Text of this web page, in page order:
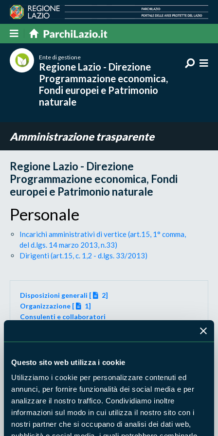
Questo sito web utilizza i cookie
Utilizziamo i cookie per personalizzare contenuti ed
annunci, per fornire funzionalità dei social media e per
analizzare il nostro traffico. Condividiamo inoltre
informazioni sul modo in cui utilizza il nostro sito con i
nostri partner che si occupano di analisi dei dati web,
Ente di gestione
Regione Lazio - Direzione
Programmazione economica,
Fondi europei e Patrimonio
naturale
Amministrazione trasparente
Regione Lazio - Direzione
Programmazione economica, Fondi
europei e Patrimonio naturale
Personale
Incarichi amministrativi di vertice (art.15, 1° comma,
del d.lgs. 14 marzo 2013, n.33)
Dirigenti (art.15, c. 1,2 - d.lgs. 33/2013)
Disposizioni generali [
2]
Organizzazione [
1]
Consulenti e collaboratori
Enti controllati
Provvedimenti [
6]
Controlli sulle imprese
Bandi di gara e contratti
Sovvenzioni, contributi, sussidi, vantaggi economici
Bilanci
Beni immobili e Gestione patrimonio